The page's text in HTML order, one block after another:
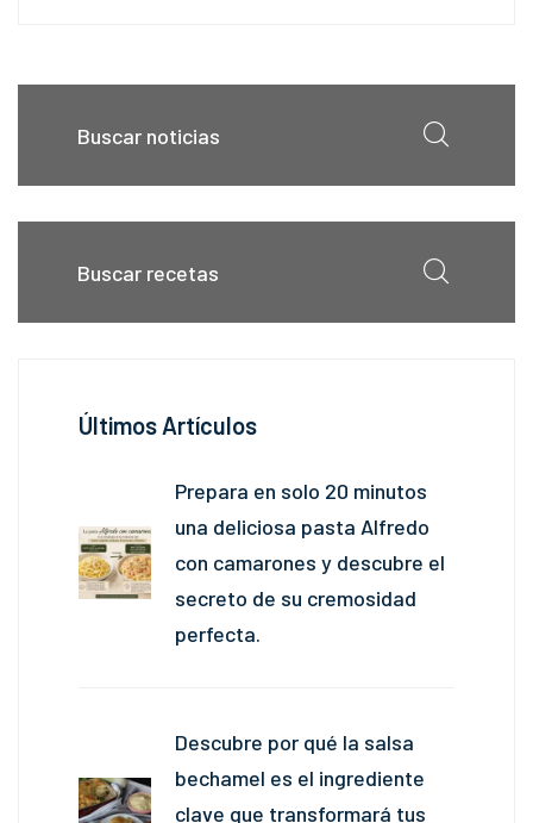
Últimos Artículos
Prepara en solo 20 minutos
una deliciosa pasta Alfredo
con camarones y descubre el
secreto de su cremosidad
perfecta.
Descubre por qué la salsa
bechamel es el ingrediente
clave que transformará tus